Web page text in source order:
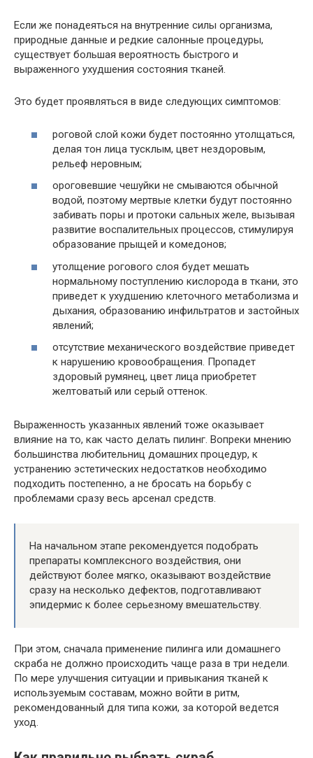
Если же понадеяться на внутренние силы организма,
природные данные и редкие салонные процедуры,
существует большая вероятность быстрого и
выраженного ухудшения состояния тканей.
Это будет проявляться в виде следующих симптомов:
роговой слой кожи будет постоянно утолщаться,
делая тон лица тусклым, цвет нездоровым,
рельеф неровным;
ороговевшие чешуйки не смываются обычной
водой, поэтому мертвые клетки будут постоянно
забивать поры и протоки сальных желе, вызывая
развитие воспалительных процессов, стимулируя
образование прыщей и комедонов;
утолщение рогового слоя будет мешать
нормальному поступлению кислорода в ткани, это
приведет к ухудшению клеточного метаболизма и
дыхания, образованию инфильтратов и застойных
явлений;
отсутствие механического воздействие приведет
к нарушению кровообращения. Пропадет
здоровый румянец, цвет лица приобретет
желтоватый или серый оттенок.
Выраженность указанных явлений тоже оказывает
влияние на то, как часто делать пилинг. Вопреки мнению
большинства любительниц домашних процедур, к
устранению эстетических недостатков необходимо
подходить постепенно, а не бросать на борьбу с
проблемами сразу весь арсенал средств.
На начальном этапе рекомендуется подобрать
препараты комплексного воздействия, они
действуют более мягко, оказывают воздействие
сразу на несколько дефектов, подготавливают
эпидермис к более серьезному вмешательству.
При этом, сначала применение пилинга или домашнего
скраба не должно происходить чаще раза в три недели.
По мере улучшения ситуации и привыкания тканей к
используемым составам, можно войти в ритм,
рекомендованный для типа кожи, за которой ведется
уход.